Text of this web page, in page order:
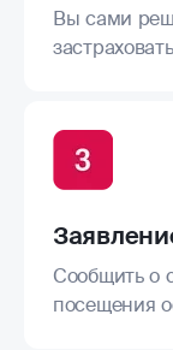
Вы сами
Сообщить о
посещения